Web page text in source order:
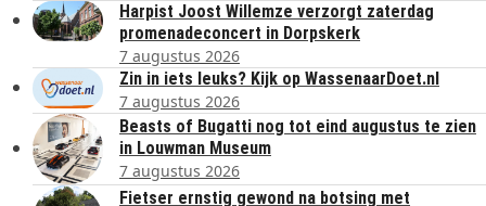
Harpist Joost Willemze verzorgt zaterdag
promenadeconcert in Dorpskerk
7 augustus 2026
Zin in iets leuks? Kijk op WassenaarDoet.nl
7 augustus 2026
Beasts of Bugatti nog tot eind augustus te zien
in Louwman Museum
7 augustus 2026
Fietser ernstig gewond na botsing met